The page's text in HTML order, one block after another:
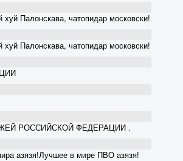
хуй Палонскава, чатопидар московски!
хуй Палонскава, чатопидар московски!
РОССИЙСКОЙ ФЕДЕРАЦИИ .
азязя!Лучшее в мире ПВО азязя!